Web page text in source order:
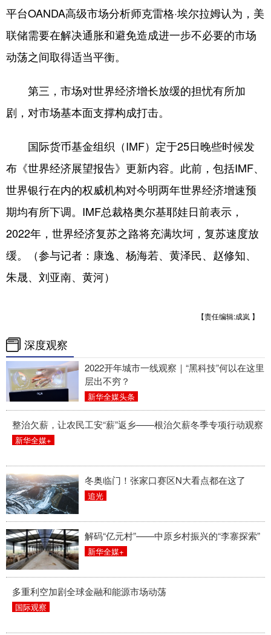
平台OANDA高级市场分析师克雷格·埃尔拉姆认为，美
联储需要在解决通胀和避免造成进一步不必要的市场
动荡之间取得适当平衡。
第三，市场对世界经济增长放缓的担忧有所加
剧，对市场基本面支撑构成打击。
国际货币基金组织（IMF）定于25日晚些时候发
布《世界经济展望报告》更新内容。此前，包括IMF、
世界银行在内的权威机构对今明两年世界经济增速预
期均有所下调。IMF总裁格奥尔基耶娃日前表示，
2022年，世界经济复苏之路将充满坎坷，复苏速度放
缓。（参与记者：康逸、杨海若、黄泽民、赵修知、
朱晟、刘亚南、黄河）
【责任编辑:成岚 】
深度观察
2022开年城市一线观察｜“黑科技”何以在这里
层出不穷？
新华全媒头条
整治欠薪，让农民工安“薪”返乡——根治欠薪冬季专项行动观察
新华全媒+
冬奥临门！张家口赛区N大看点都在这了
追光
解码“亿元村”——中原乡村振兴的“李寨探索”
新华全媒+
多重利空加剧全球金融和能源市场动荡
国际观察